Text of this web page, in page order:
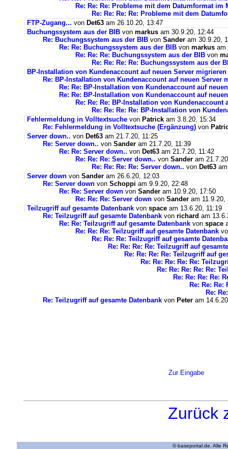
Re: Re: Re: Probleme mit dem Datumformat im
Re: Re: Re: Re: Probleme mit dem
FTP-Zugang... von Det63 am 26.10.20, 13:47
Buchungssystem aus der BIB von markus am 30.9.20, 12:44
Re: Buchungssystem aus der BIB von Sander am 30.9.20,
Re: Re: Buchungssystem aus der BIB von markus am
Re: Re: Re: Buchungssystem aus der BIB von
Re: Re: Re: Re: Buchungssystem aus der
BP-Installation von Kundenaccount auf neuen Server migrieren
Re: BP-Installation von Kundenaccount auf neuen Server
Re: Re: BP-Installation von Kundenaccount auf
Re: Re: BP-Installation von Kundenaccount auf
Re: Re: Re: BP-Installation von Kundenaccount
Re: Re: Re: Re: BP-Installation von
Fehlermeldung in Volltextsuche von Patrick am 3.8.20, 15:34
Re: Fehlermeldung in Volltextsuche (Ergänzung) von
Server down.. von Det63 am 21.7.20, 11:25
Re: Server down.. von Sander am 21.7.20, 11:39
Re: Re: Server down.. von Det63 am 21.7.20, 11:42
Re: Re: Re: Server down.. von Sander am
Re: Re: Re: Re: Server down.. von Det63
Server down von Sander am 26.6.20, 12:03
Re: Server down von Schoppi am 9.9.20, 22:48
Re: Re: Server down von Sander am 10.9.20, 17:50
Re: Re: Re: Server down von Sander am 11.9.20,
Teilzugriff auf gesamte Datenbank von space am 13.6.20, 11:19
Re: Teilzugriff auf gesamte Datenbank von richard am
Re: Re: Teilzugriff auf gesamte Datenbank von space
Re: Re: Re: Teilzugriff auf gesamte Datenbank
Re: Re: Re: Teilzugriff auf gesamte
Re: Re: Re: Re: Teilzugriff auf
Re: Re: Re: Re: Teilzugriff auf
Re: Re: Re: Re: Re:
Re: Re: Re: Re: Re:
Re: Re: Re: Re:
Re: Re: Re:
Re:
Re: Teilzugriff auf gesamte Datenbank von Peter am
Zur Eingabe
Zurück
© baseportal.de. Alle